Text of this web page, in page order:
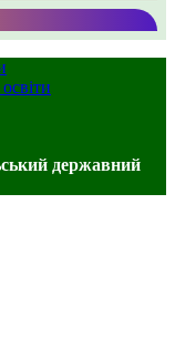
державний